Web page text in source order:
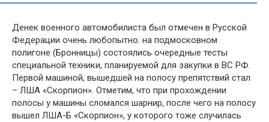
Денек военного автомобилиста был отмечен в Русской
Федерации очень любопытно: на подмосковном
полигоне (Бронницы) состоялись очередные тесты
специальной техники, планируемой для закупки в ВС РФ.
Первой машиной, вышедшей на полосу препятствий стал
– ЛША «Скорпион». Отметим, что при прохождении
полосы у машины сломался шарнир, после чего на полосу
вышел ЛША-Б «Скорпион», у которого тоже случилась